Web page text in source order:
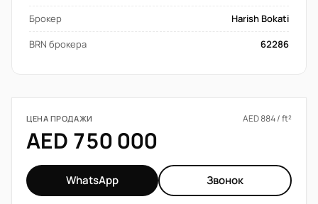
Брокер
Harish Bokati
BRN брокера
62286
ЦЕНА ПРОДАЖИ AED 884 / ft²
AED 750 000
WhatsApp Звонок